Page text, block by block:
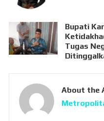
Bupati
Tugas
About the